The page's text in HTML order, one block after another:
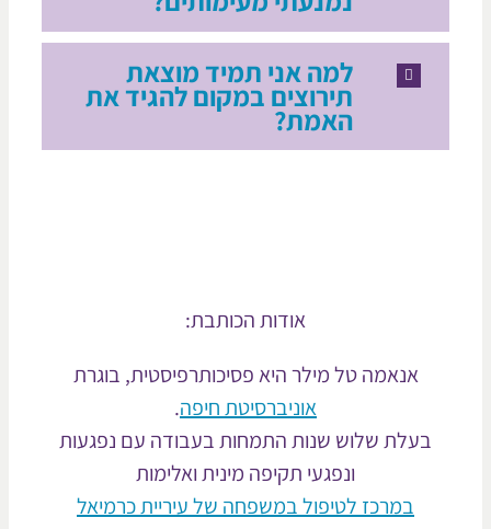
למה אני תמיד מוצאת
תירוצים במקום להגיד את
האמת?
אודות הכותבת:
אנאמה טל מילר היא פסיכותרפיסטית, בוגרת
אוניברסיטת חיפה.
בעלת שלוש שנות התמחות בעבודה עם נפגעות
ונפגעי תקיפה מינית ואלימות
במרכז לטיפול במשפחה של עיריית כרמיאל